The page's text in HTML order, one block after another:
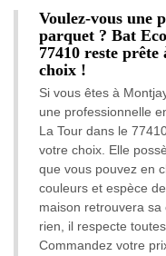
Voulez-vous une
parquet ? Bat
77410 reste
choix !
Si vous êtes à
une professionnelle
La Tour dans le
votre choix. Elle
que vous pouvez en
couleurs et espèce
maison retrouvera
rien, il respecte
Commandez votre